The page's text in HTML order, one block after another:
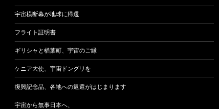
宇宙横断幕が地球に帰還
フライト証明書
ギリシャと楢葉町、宇宙のご縁
ケニア大使、宇宙ドングリを
復興記念品、各地への返還がはじまります
宇宙から無事日本へ、